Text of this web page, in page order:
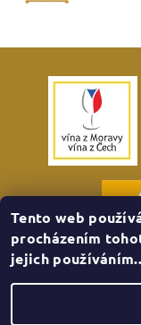
Tento web
procházením
jejich